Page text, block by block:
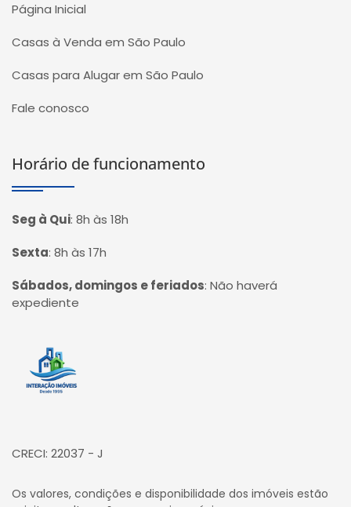
Página Inicial
Casas à Venda em São Paulo
Casas para Alugar em São Paulo
Fale conosco
Horário de funcionamento
Seg à Qui: 8h às 18h
Sexta: 8h às 17h
Sábados, domingos e feriados: Não haverá
expediente
Página inicial
CRECI: 22037 - J
Os valores, condições e disponibilidade dos imóveis estão